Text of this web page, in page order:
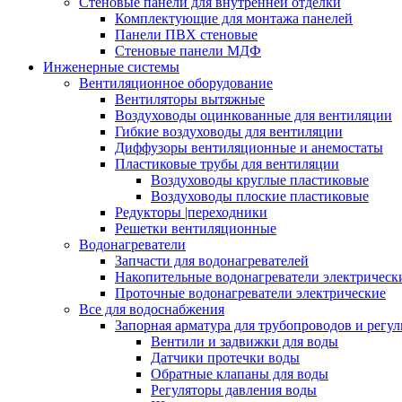
Комплектующие для монтажа панелей
Панели ПВХ стеновые
Стеновые панели МДФ
Инженерные системы
Вентиляционное оборудование
Вентиляторы вытяжные
Воздуховоды оцинкованные для вентиляции
Гибкие воздуховоды для вентиляции
Диффузоры вентиляционные и анемостаты
Пластиковые трубы для вентиляции
Воздуховоды круглые пластиковые
Воздуховоды плоские пластиковые
Редукторы |переходники
Решетки вентиляционные
Водонагреватели
Запчасти для водонагревателей
Накопительные водонагреватели
Проточные водонагреватели электрические
Все для водоснабжения
Запорная арматура для трубопроводов и
Вентили и задвижки для воды
Датчики протечки воды
Обратные клапаны для воды
Регуляторы давления воды